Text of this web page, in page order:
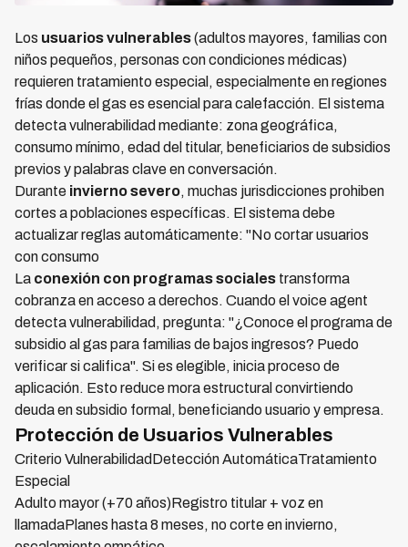
Los usuarios vulnerables(adultos mayores, familias con
niños pequeños, personas con condiciones médicas)
requieren tratamiento especial, especialmente en regiones
frías donde el gas es esencial para calefacción. El sistema
detecta vulnerabilidad mediante: zona geográfica,
consumo mínimo, edad del titular, beneficiarios de subsidios
previos y palabras clave en conversación.
Durante invierno severo, muchas jurisdicciones prohiben
cortes a poblaciones específicas. El sistema debe
actualizar reglas automáticamente: "No cortar usuarios
con consumo
La conexión con programas sociales transforma
cobranza en acceso a derechos. Cuando el voice agent
detecta vulnerabilidad, pregunta: "¿Conoce el programa de
subsidio al gas para familias de bajos ingresos? Puedo
verificar si califica". Si es elegible, inicia proceso de
aplicación. Esto reduce mora estructural convirtiendo
deuda en subsidio formal, beneficiando usuario y empresa.
Protección de Usuarios Vulnerables
Criterio VulnerabilidadDetección AutomáticaTratamiento
Especial
Adulto mayor (+70 años)Registro titular + voz en
llamadaPlanes hasta 8 meses, no corte en invierno,